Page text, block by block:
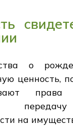
о
ценность,
на